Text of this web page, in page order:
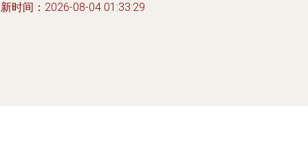
时间：2026-08-04 01:33:29